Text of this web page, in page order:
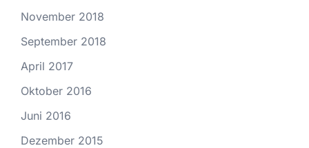
November 2018
September 2018
April 2017
Oktober 2016
Juni 2016
Dezember 2015